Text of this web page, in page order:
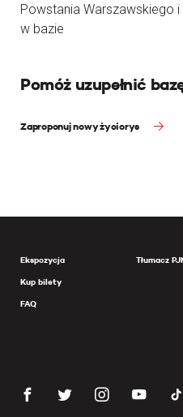
Powstania Warszawskiego
w bazie
Pomóż uzupełnić
Zaproponuj nowy życiorys
Ekspozycja
Kup bilety
FAQ
Tłumacz